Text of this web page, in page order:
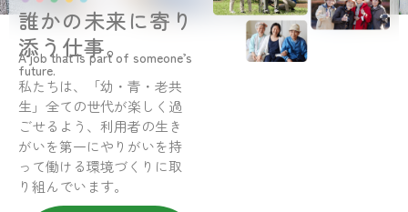
誰かの未来に寄り
添う仕事。
A job that is part of someone’s
future.
私たちは、「幼・青・老共
生」全ての世代が楽しく過
ごせるよう、利用者の生き
がいを第一にやりがいを持
って働ける環境づくりに取
り組んでいます。